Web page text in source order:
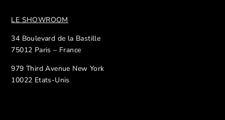
LE SHOWROOM
34 Boulevard de la Bastille
75012 Paris – France
979 Third Avenue New York
10022 Etats-Unis